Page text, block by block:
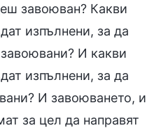
завоюван? Какви
изпълнени, за да
И какви
изпълнени, за да
И завоюването, и
за цел да направят